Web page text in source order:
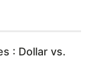
: Dollar vs.